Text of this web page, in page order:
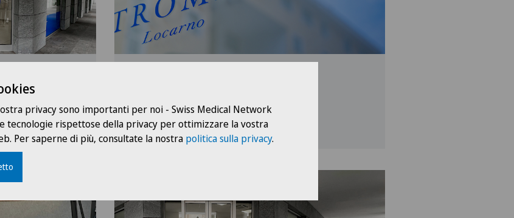
6600 Locarno
+41 91 640 28 28
privacy sono importanti per noi - Swiss Medical Network
tecnologie rispettose della privacy per ottimizzare la vostra
Per saperne di più, consultate la nostra politica sulla privacy.